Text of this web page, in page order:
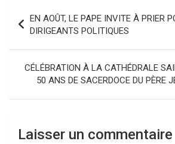
Navigation
de
l’article
EN AOÛT, LE PAPE INVITE À PRIER
DIRIGEANTS POLITIQUES
CÉLÉBRATION À LA CATHÉDRALE
50 ANS DE SACERDOCE DU PÈRE
Laisser un commentaire